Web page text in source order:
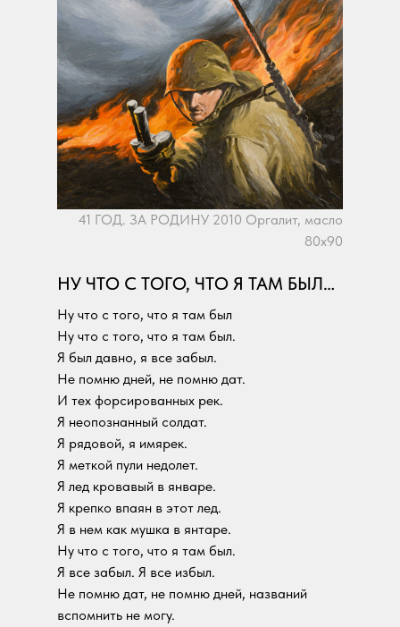
НУ ЧТО С ТОГО, ЧТО Я ТАМ БЫЛ…
Ну что с того, что я там был
Ну что с того, что я там был.
Я был давно, я все забыл.
Не помню дней, не помню дат.
И тех форсированных рек.
Я неопознанный солдат.
Я рядовой, я имярек.
Я меткой пули недолет.
Я лед кровавый в январе.
Я крепко впаян в этот лед.
Я в нем как мушка в янтаре.
Ну что с того, что я там был.
Я все забыл. Я все избыл.
Не помню дат, не помню дней, названий
вспомнить не могу.
41 ГОД. ЗА РОДИНУ 2010 Оргалит, масло
80х90